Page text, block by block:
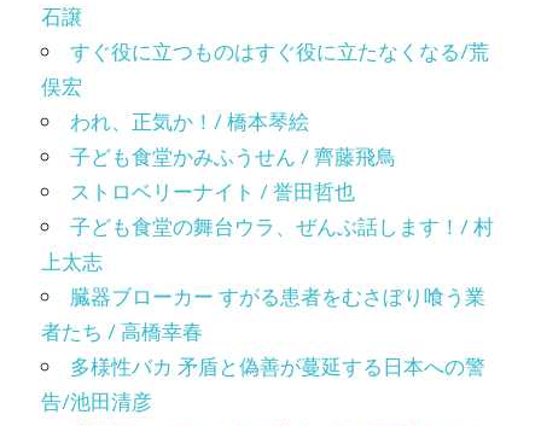
石譲
すぐ役に立つものはすぐ役に立たなくなる/荒
俣宏
われ、正気か！/ 橋本琴絵
子ども食堂かみふうせん / 齊藤飛鳥
ストロベリーナイト / 誉田哲也
子ども食堂の舞台ウラ、ぜんぶ話します！/ 村
上太志
臓器ブローカー すがる患者をむさぼり喰う業
者たち / 高橋幸春
多様性バカ 矛盾と偽善が蔓延する日本への警
告/池田清彦